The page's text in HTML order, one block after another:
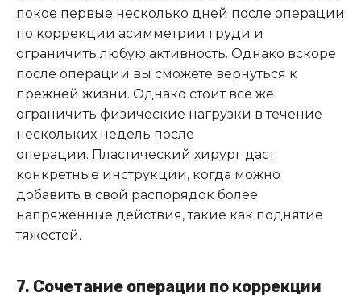
покое первые несколько дней после операции
по коррекции асимметрии груди и
ограничить любую активность. Однако вскоре
после операции вы сможете вернуться к
прежней жизни. Однако стоит все же
ограничить физические нагрузки в течение
нескольких недель после
операции. Пластический хирург даст
конкретные инструкции, когда можно
добавить в свой распорядок более
напряженные действия, такие как поднятие
тяжестей.
7. Сочетание операции по коррекции